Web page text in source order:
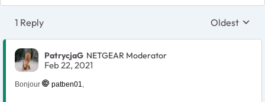
1 Reply Replies
Oldest
PatrycjaG NETGEAR Moderator
Feb 22, 2021
Bonjour patben01,